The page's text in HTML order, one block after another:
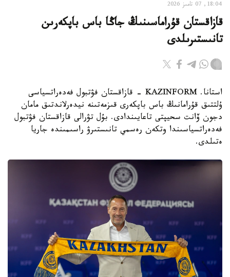
18:04, 07 تامىز 2026
قازاقستان قۇراماسىنىڭ جاڭا باس باپكەرىن
تانىستىرىلدى
استانا. KAZINFORM - قازاقستان فۋتبول فەدەراتسياسى
ۇلتتىق قۇرامانىڭ باس باپكەرى قىزمەتىنە نيدەرلاندتىق مامان
دجون ۆانت سحيپتى تاعايىندادى. بۇل تۋرالى قازاقستان فۋتبول
فەدەراتسياسىندا وتكەن رەسمي تانىستىرۋ راسىمىندە جاريا
ەتىلدى.